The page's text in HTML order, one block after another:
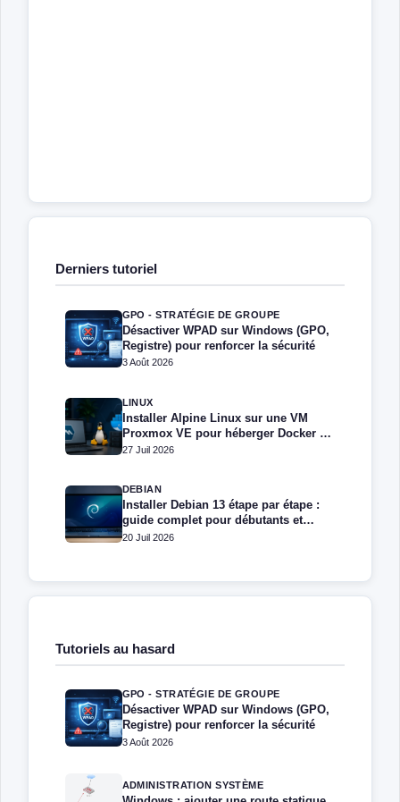
Derniers tutoriel
GPO - STRATÉGIE DE GROUPE
Désactiver WPAD sur Windows (GPO,
Registre) pour renforcer la sécurité
3 Août 2026
LINUX
Installer Alpine Linux sur une VM
Proxmox VE pour héberger Docker et
Docker Compose
27 Juil 2026
DEBIAN
Installer Debian 13 étape par étape :
guide complet pour débutants et
administrateurs
20 Juil 2026
Tutoriels au hasard
GPO - STRATÉGIE DE GROUPE
Désactiver WPAD sur Windows (GPO,
Registre) pour renforcer la sécurité
3 Août 2026
ADMINISTRATION SYSTÈME